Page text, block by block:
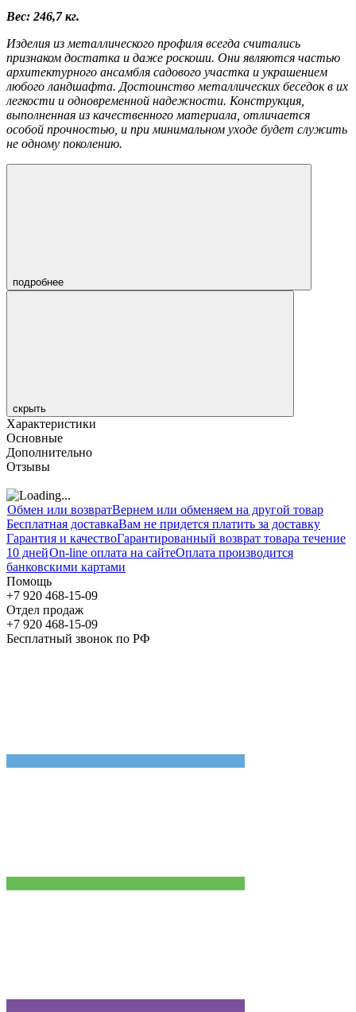
Вес: 246,7 кг.
Изделия из металлического профиля всегда считались
признаком достатка и даже роскоши. Они являются частью
архитектурного ансамбля садового участка и украшением
любого ландшафта. Достоинство металлических беседок в их
легкости и одновременной надежности. Конструкция,
выполненная из качественного материала, отличается
особой прочностью, и при минимальном уходе будет служить
не одному поколению.
подробнее
скрыть
Характеристики
Основные
Дополнительно
Отзывы
Обмен или возвратВернем или обменяем на другой товар
Бесплатная доставкаВам не придется платить за доставку
Гарантия и качествоГарантированный возврат товара течение
10 днейOn-line оплата на сайтеОплата производится
банковскими картами
Помощь
+7 920 468-15-09
Отдел продаж
+7 920 468-15-09
Бесплатный звонок по РФ